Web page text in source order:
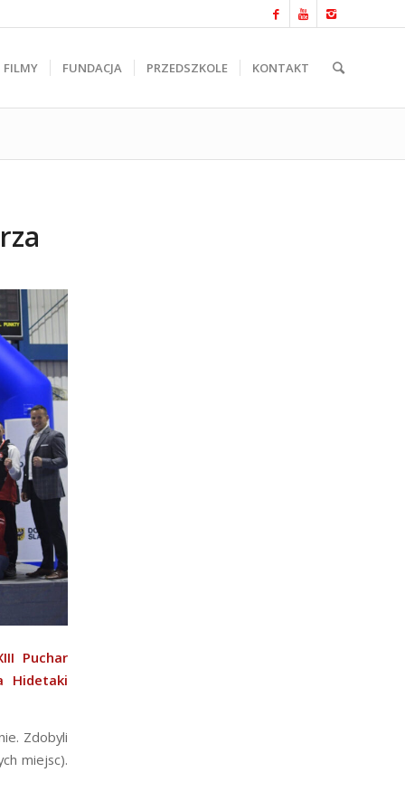
FILMY FUNDACJA PRZEDSZKOLE KONTAKT
Puchar
Hidetaki
Zdobyli
miejsc).